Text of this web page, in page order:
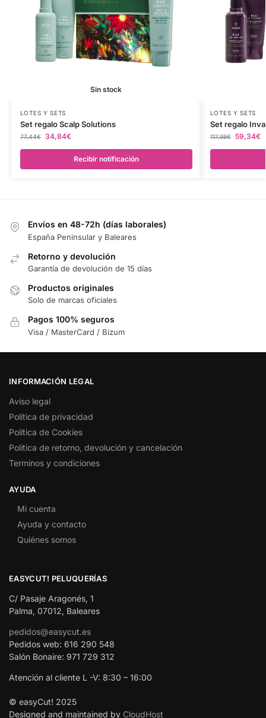
Sin stock
LOTES Y SETS
Set regalo Scalp Solutions
77,44€ 34,84€
Recibir notificación
LOTES Y SETS
Set regalo
117,98€ 59,34€
Envíos en 48-72h (días laborales)
España Peninsular y Baleares
Retorno y devolución
Garantía de devolución de 15 días
Productos originales
Solo de marcas oficiales
Pagos 100% seguros
Visa / MasterCard / Bizum
INFORMACIÓN LEGAL
Aviso legal
Política de privacidad
Política de Cookies
Política de retorno, devolución y cancelación
Terminos y condiciones
AYUDA
Mi cuenta
Ayuda y contacto
Quiénes somos
EASYCUT! PELUQUERÍAS
C/ Pasaje Aragonés, 1
Palma, 07012, Baleares
pedidos@easycut.es
Pedidos web: 616 290 548
Salón Bonaire: 971 729 312
Atención al cliente L -V: 8:30 – 16:00
© easyCut! 2025
Designed and maintained by CloudHost